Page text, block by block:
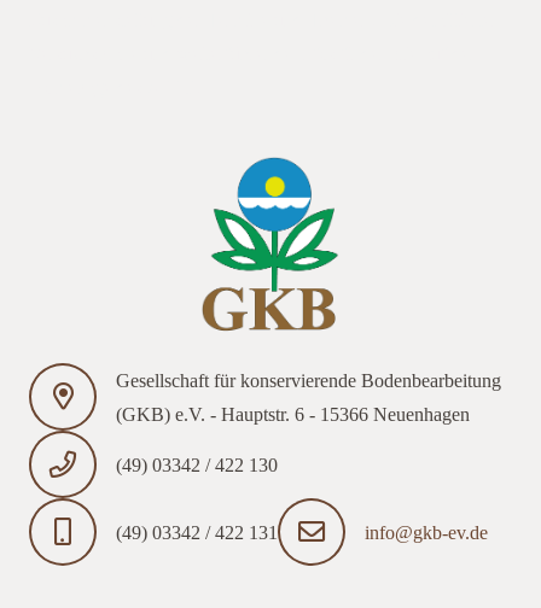
Gesellschaft für konservierende Bodenbearbeitung
(GKB) e.V. - Hauptstr. 6 - 15366 Neuenhagen
(49) 03342 / 422 130
(49) 03342 / 422 131 info@gkb-ev.de